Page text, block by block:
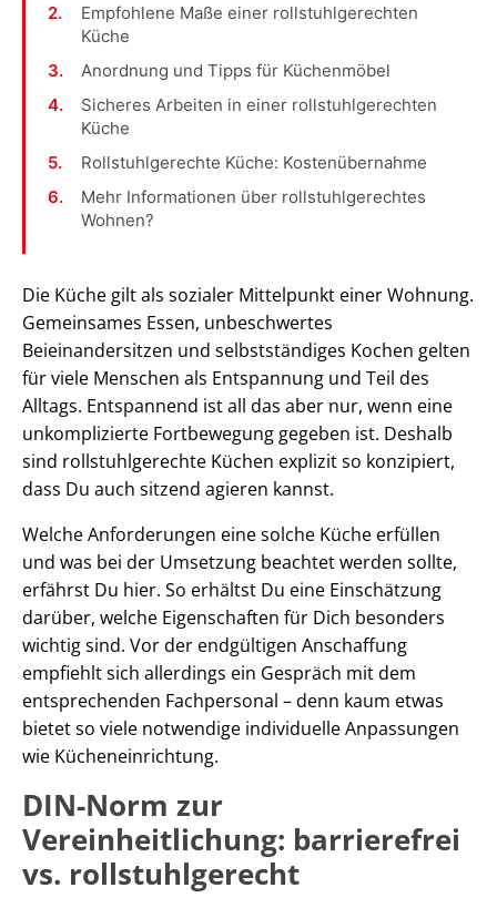
Empfohlene Maße einer rollstuhlgerechten
Küche
Anordnung und Tipps für Küchenmöbel
Sicheres Arbeiten in einer rollstuhlgerechten
Küche
Rollstuhlgerechte Küche: Kostenübernahme
Mehr Informationen über rollstuhlgerechtes
Wohnen?
Die Küche gilt als sozialer Mittelpunkt einer Wohnung.
Gemeinsames Essen, unbeschwertes
Beieinandersitzen und selbstständiges Kochen gelten
für viele Menschen als Entspannung und Teil des
Alltags. Entspannend ist all das aber nur, wenn eine
unkomplizierte Fortbewegung gegeben ist. Deshalb
sind rollstuhlgerechte Küchen explizit so konzipiert,
dass Du auch sitzend agieren kannst.
Welche Anforderungen eine solche Küche erfüllen
und was bei der Umsetzung beachtet werden sollte,
erfährst Du hier. So erhältst Du eine Einschätzung
darüber, welche Eigenschaften für Dich besonders
wichtig sind. Vor der endgültigen Anschaffung
empfiehlt sich allerdings ein Gespräch mit dem
entsprechenden Fachpersonal – denn kaum etwas
bietet so viele notwendige individuelle Anpassungen
wie Kücheneinrichtung.
DIN-Norm zur
Vereinheitlichung: barrierefrei
vs. rollstuhlgerecht